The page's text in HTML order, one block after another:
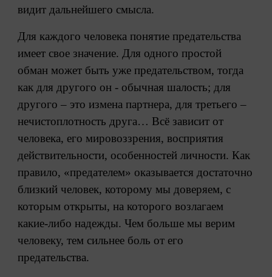
видит дальнейшего смысла.
Для каждого человека понятие предательства
имеет свое значение. Для одного простой
обман может быть уже предательством, тогда
как для другого он - обычная шалость; для
другого – это измена партнера, для третьего –
нечистоплотность друга… Всё зависит от
человека, его мировоззрения, восприятия
действительности, особенностей личности. Как
правило, «предателем» оказывается достаточно
близкий человек, которому мы доверяем, с
которым открыты, на которого возлагаем
какие-либо надежды. Чем больше мы верим
человеку, тем сильнее боль от его
предательства.